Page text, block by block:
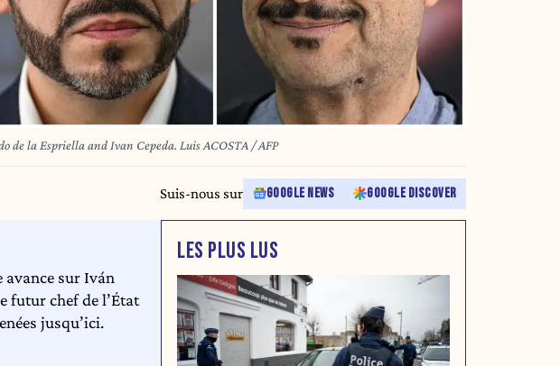
de la Espriella and Ivan Cepeda. Luis ACOSTA / AFP
Suis-nous sur GOOGLE NEWS GOOGLE DISCOVER
avance sur Iván
futur chef de l’État
jusqu’ici.
LES PLUS LUS